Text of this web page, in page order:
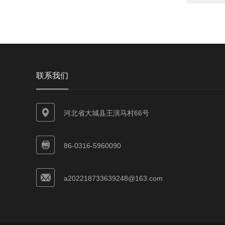
联系我们
河北省大城县王演马村66号
86-0316-5960090
a202218733639248@163.com